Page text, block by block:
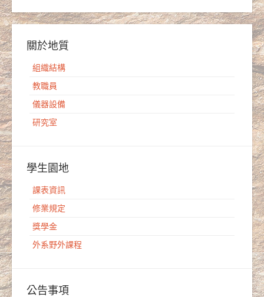
關於地質
組織結構
教職員
儀器設備
研究室
學生園地
課表資訊
修業規定
獎學金
外系野外課程
公告事項